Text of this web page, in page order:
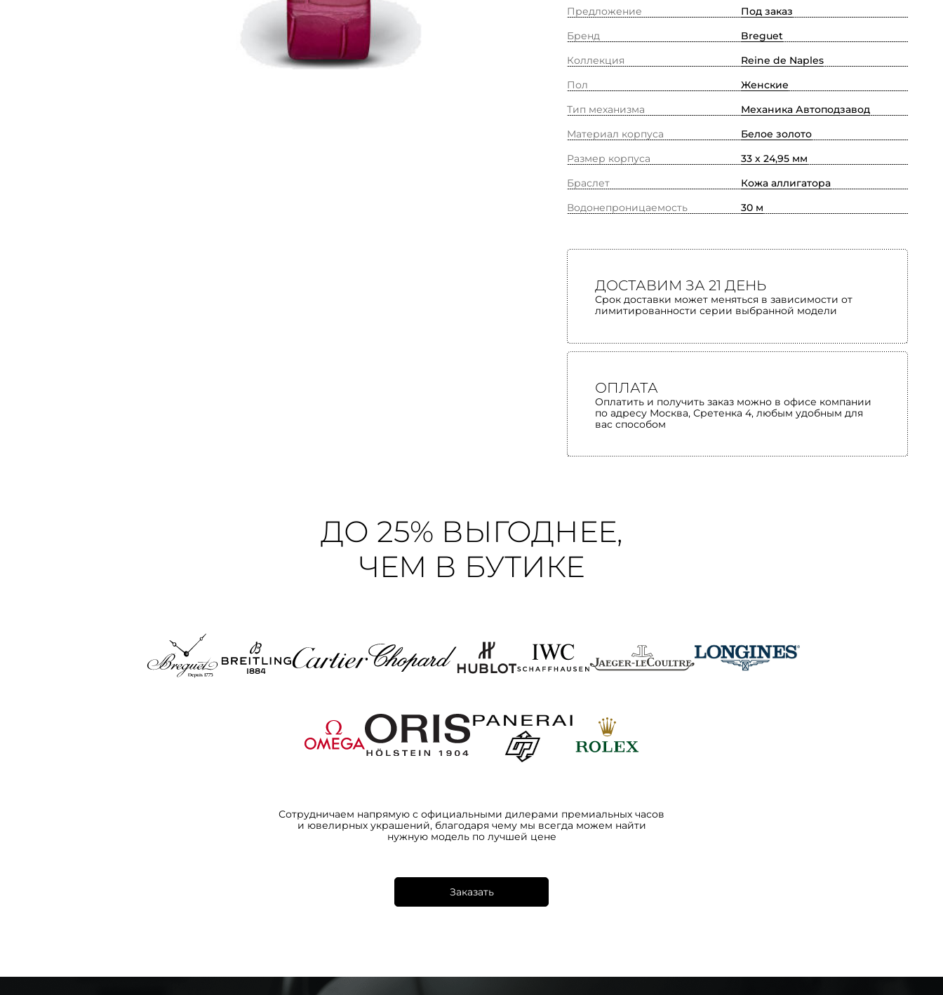
Предложение
Под заказ
Бренд
Breguet
Коллекция
Reine de Naples
Пол
Женские
Тип механизма
Механика Автоподзавод
Материал корпуса
Белое золото
Размер корпуса
33 х 24,95 мм
Браслет
Кожа аллигатора
Водонепроницаемость
30 м
ДОСТАВИМ ЗА 21 ДЕНЬ
Срок доставки может меняться в зависимости от
лимитированности серии выбранной модели
ОПЛАТА
Оплатить и получить заказ можно в офисе компании
по адресу Москва, Сретенка 4, любым удобным для
вас способом
ДО 25% ВЫГОДНЕЕ,
ЧЕМ В БУТИКЕ
Сотрудничаем напрямую с официальными дилерами премиальных часов
и ювелирных украшений, благодаря чему мы всегда можем найти
нужную модель по лучшей цене
Заказать